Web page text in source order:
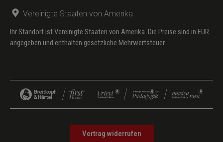
Vereinigte Staaten von Amerika
Ihr Standort ist Vereinigte Staaten von Amerika. Die Preise sind in EUR
angegeben und enthalten gesetzliche Mehrwertsteuer.
Vertrag widerrufen